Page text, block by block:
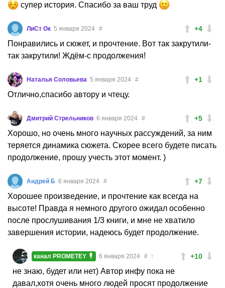
супер история. Спасибо за ваш труд
+4
ЛиСт Ок 5 января 2024 #
Понравились и сюжет, и прочтение. Вот так закрутили-
так закрутили! Ждём-с продолжения!
+1
Наталья Соловьева 5 января 2024 #
Отлично,спасибо автору и чтецу.
+5
Дмитрий Стрельников 6 января 2024 #
Хорошо, но очень много научных рассуждений, за ним
теряется динамика сюжета. Скорее всего будете писать
продолжение, прошу учесть этот момент. )
+7
Андрей Б 6 января 2024 #
Хорошее произведение, и прочтение как всегда на
высоте! Правда я немного другого ожидал особенно
после прослушивания 1/3 книги, и мне не хватило
завершения истории, надеюсь будет продолжение.
+10
канал PROMETEY 6 января 2024 # ↑
не знаю, будет или нет) Автор инфу пока не
давал,хотя очень много людей просят продолжение